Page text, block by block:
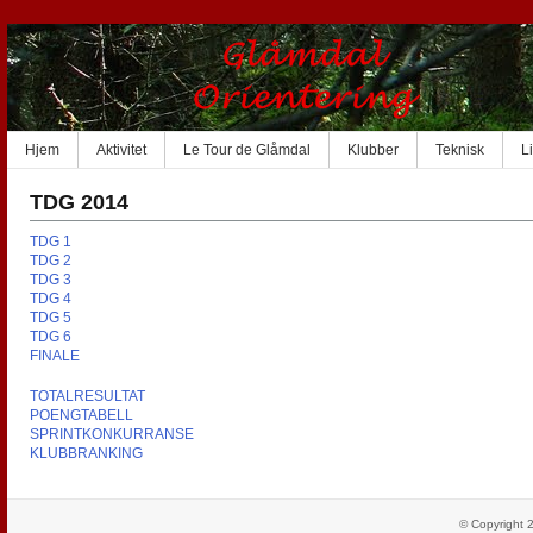
Hjem Aktivitet Le Tour de Glåmdal Klubber Teknisk
TDG 2014
TDG 1
TDG 2
TDG 3
TDG 4
TDG 5
TDG 6
FINALE
TOTALRESULTAT
POENGTABELL
SPRINTKONKURRANSE
KLUBBRANKING
© Copyright